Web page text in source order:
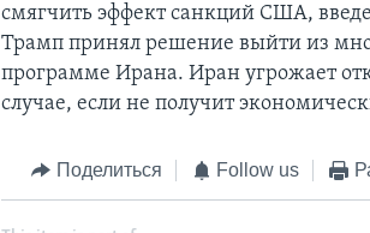
смягчить эффект санкций США,
Трамп принял решение выйти из
программе Ирана. Иран угрожает
случае, если не получит
Поделиться Follow us